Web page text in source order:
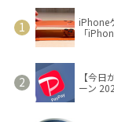
iPhone
「
【今
ーン